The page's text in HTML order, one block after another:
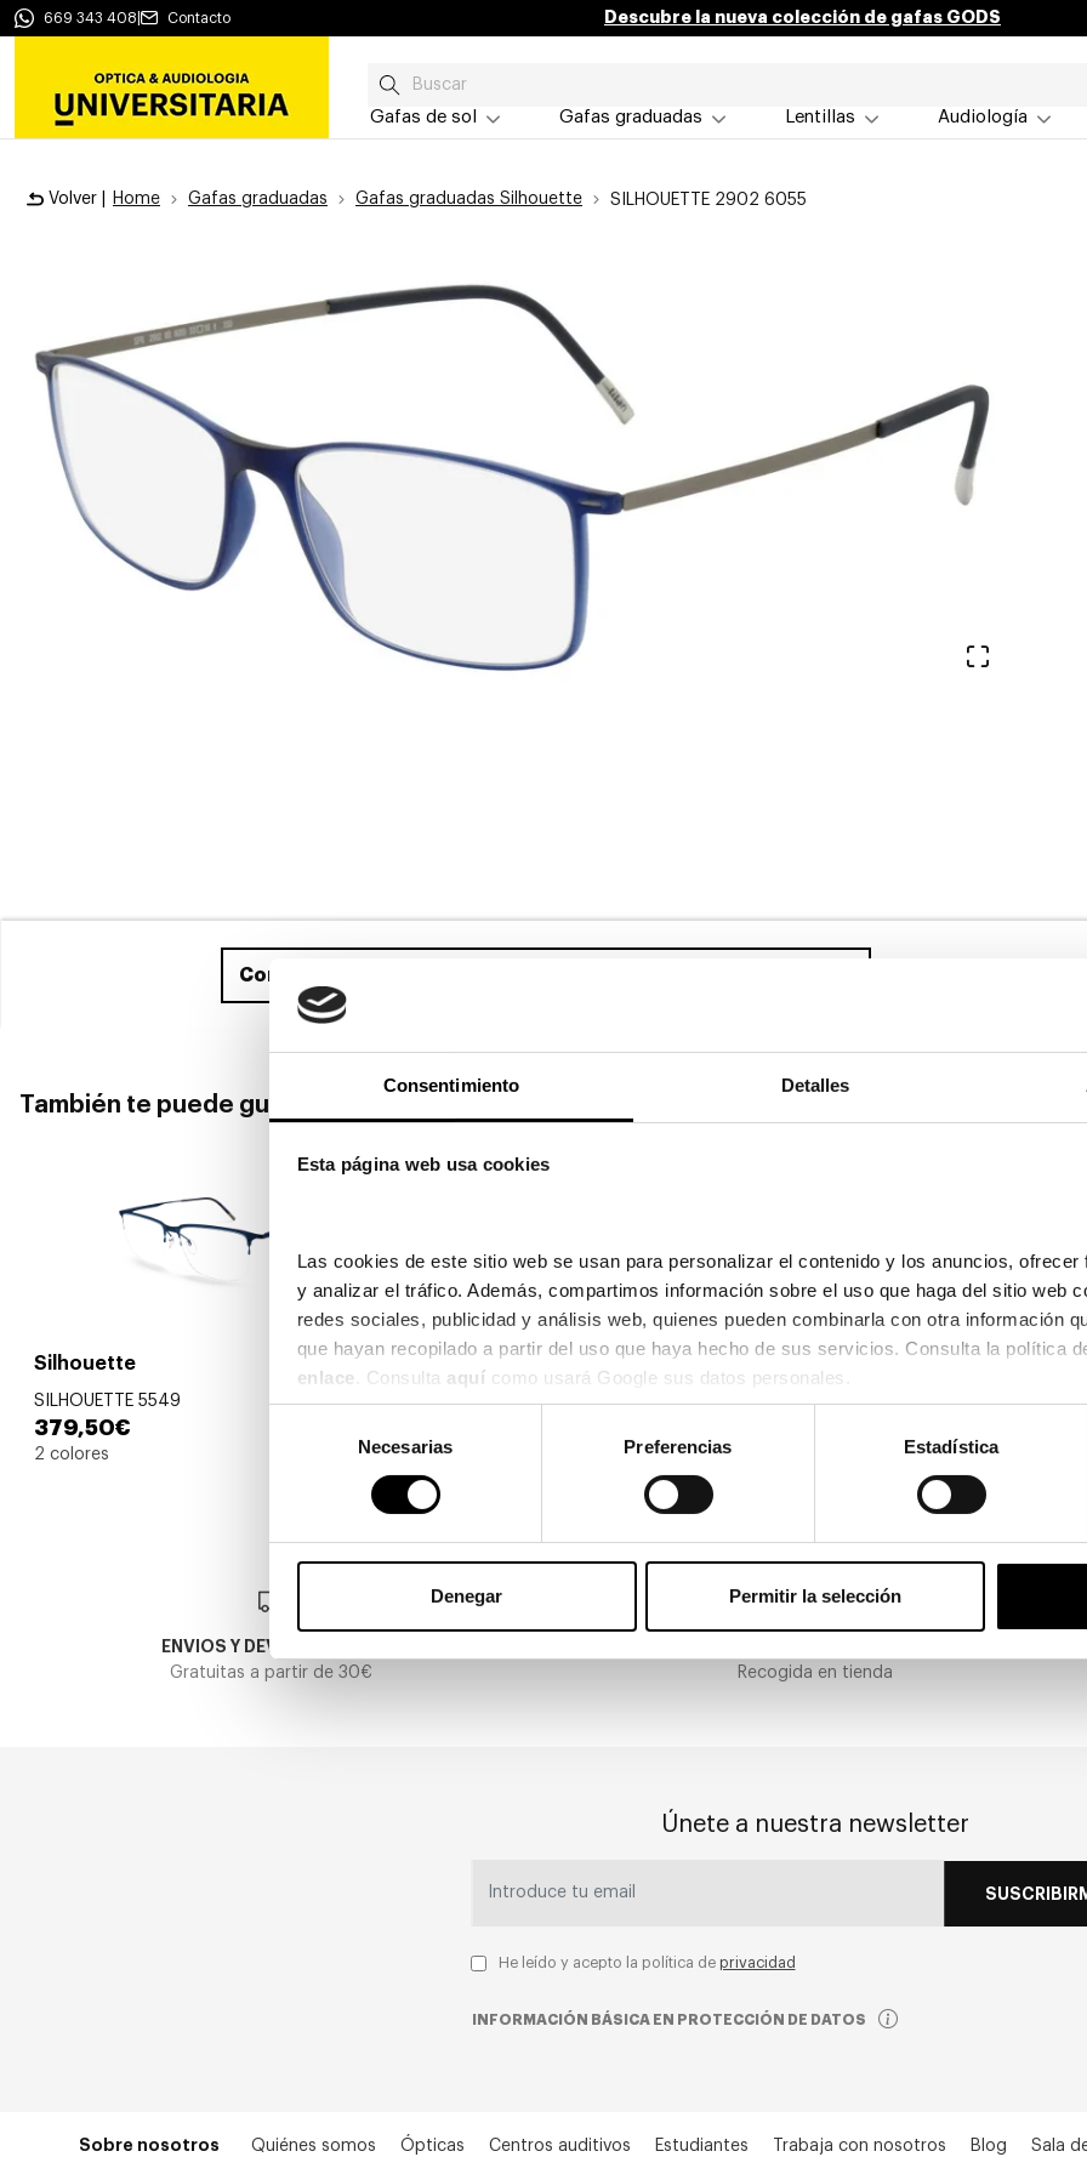
Consentimiento Detalles
Esta página web usa cookies
Las cookies de este sitio web se usan para personalizar el contenido y los anuncios,
y analizar el tráfico. Además, compartimos información sobre el uso que haga del sitio web
redes sociales, publicidad y análisis web, quienes pueden combinarla con otra información
enlace . Consulta aquí como usará Google sus datos personales.
consentimiento
Necesarias Preferencias Estadística
Denegar Permitir la selección
669 343 408 Contacto Descubre la nueva colección de gafas GODS
Gafas de sol Gafas graduadas Lentillas Audiología
Volver | Home Gafas graduadas Gafas graduadas Silhouette SILHOUETTE 2902 6055
Ver en
Compra ahora
También te puede gustar
Silhouette
SILHOUETTE 5549
379,50€
2 colores
Silhouette
SILHOUETTE 5535
3 colores
SILHOUETTE 2937
2 colores
ENVIOS Y DEVOLUCIONES
Gratuitas a partir de 30€
Recogida en tienda
Únete a nuestra newsletter
He leído y acepto la política de privacidad
INFORMACIÓN BÁSICA EN PROTECCIÓN DE DATOS
Sobre nosotros Quiénes somos Ópticas Centros auditivos Estudiantes Trabaja con nosotros Blog Sala